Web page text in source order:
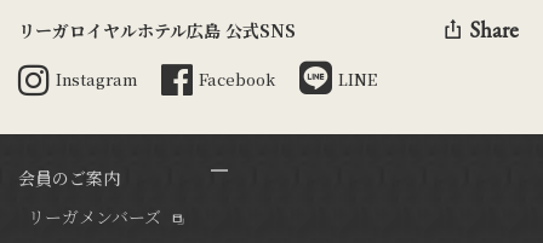
リーガロイヤルホテル広島 公式SNS
Instagram Facebook LINE
Share
会員のご案内
リーガメンバーズ